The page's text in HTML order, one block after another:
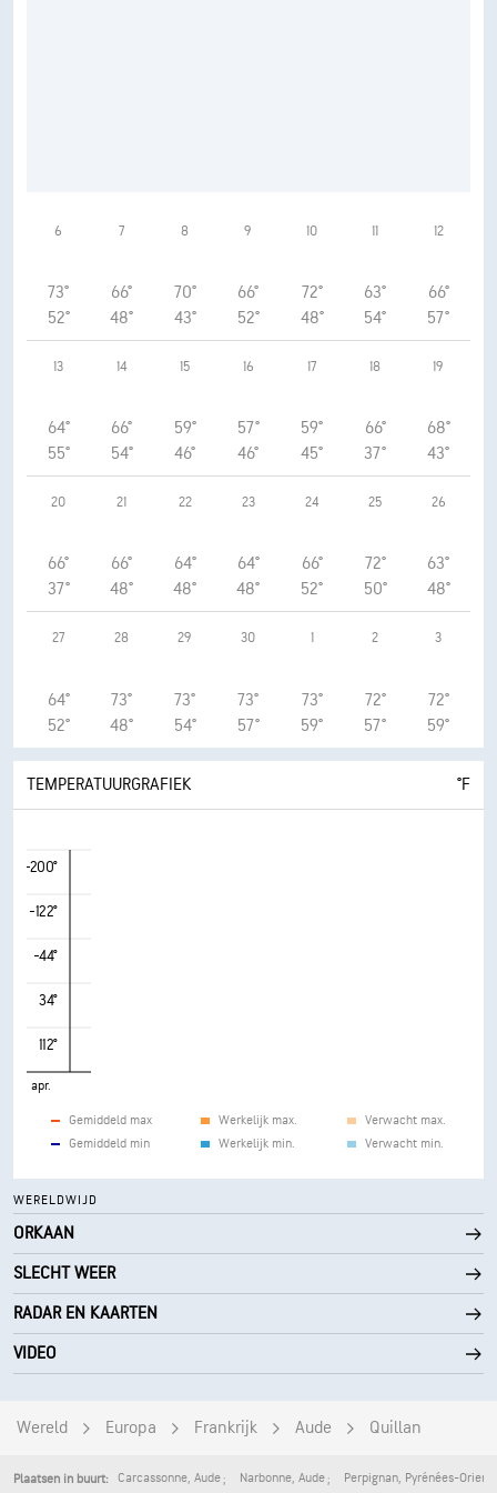
6
73°
52°
7
66°
48°
8
70°
43°
9
66°
52°
10
72°
48°
11
63°
54°
12
66°
57°
13
64°
55°
14
66°
54°
15
59°
46°
16
57°
46°
17
59°
45°
18
66°
37°
19
68°
43°
20
66°
37°
21
66°
48°
22
64°
48°
23
64°
48°
24
66°
52°
25
72°
50°
26
63°
48°
27
64°
52°
28
73°
48°
29
73°
54°
30
73°
57°
1
73°
59°
2
72°
57°
3
72°
59°
TEMPERATUURGRAFIEK °F
-200°
-122°
-44°
34°
112°
apr.
Gemiddeld max
Gemiddeld min
Werkelijk max.
Werkelijk min.
Verwacht max.
Verwacht min.
WERELDWIJD
ORKAAN
SLECHT WEER
RADAR EN KAARTEN
VIDEO
Wereld Europa Frankrijk Aude Quillan
Plaatsen in buurt: Carcassonne, Aude Narbonne, Aude Perpignan, Pyrénées-